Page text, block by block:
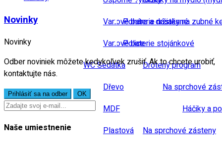
Vanové baterie nástěnné
Vanové baterie stojánkové
WC Sedátka
Dřevo
MDF
Plastová
Poháre a držiaky na zubné
Police
Drôtený program
Na sprchové
Háčiky a
Na sprchové zásteny
Novinky
Novinky
Odber noviniek môžete kedykoľvek zrušiť. Ak to chcete urobiť,
kontaktujte nás.
Naše umiestnenie